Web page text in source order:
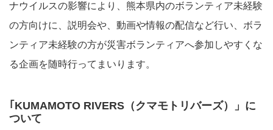
ナウイルスの影響により、熊本県内のボランティア未経験
の⽅向けに、説明会や、動画や情報の配信など⾏い、ボラ
ンティア未経験の⽅が災害ボランティアへ参加しやすくな
る企画を随時⾏ってまいります。
｢KUMAMOTO RIVERS（クマモトリバーズ）」に
ついて